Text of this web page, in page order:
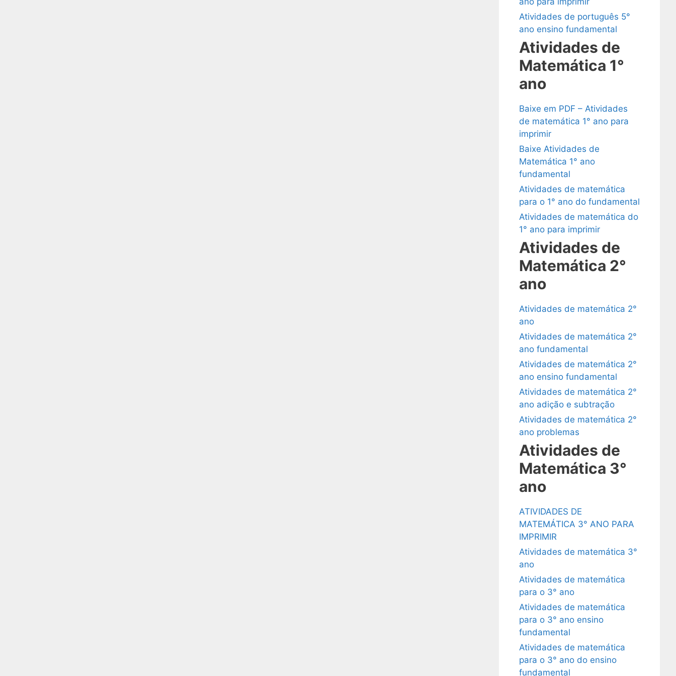
Atividades de português 5°
ano ensino fundamental
Atividades de
Matemática 1°
ano
Baixe em PDF – Atividades
de matemática 1° ano para
imprimir
Baixe Atividades de
Matemática 1° ano
fundamental
Atividades de matemática
para o 1° ano do fundamental
Atividades de matemática do
1° ano para imprimir
Atividades de
Matemática 2°
ano
Atividades de matemática 2°
ano
Atividades de matemática 2°
ano fundamental
Atividades de matemática 2°
ano ensino fundamental
Atividades de matemática 2°
ano adição e subtração
Atividades de matemática 2°
ano problemas
Atividades de
Matemática 3°
ano
ATIVIDADES DE
MATEMÁTICA 3° ANO PARA
IMPRIMIR
Atividades de matemática 3°
ano
Atividades de matemática
para o 3° ano
Atividades de matemática
para o 3° ano ensino
fundamental
Atividades de matemática
para o 3° ano do ensino
fundamental